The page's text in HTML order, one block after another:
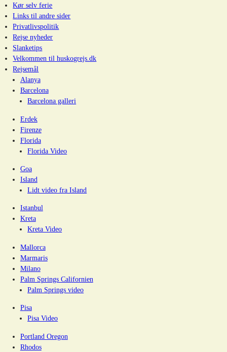
Kør selv ferie
Links til andre sider
Privatlivspolitik
Rejse nyheder
Slanketips
Velkommen til huskogrejs.dk
Rejsemål
Alanya
Barcelona
Barcelona galleri
Erdek
Firenze
Florida
Florida Video
Goa
Island
Lidt video fra Island
Istanbul
Kreta
Kreta Video
Mallorca
Marmaris
Milano
Palm Springs Californien
Palm Springs video
Pisa
Pisa Video
Portland Oregon
Rhodos